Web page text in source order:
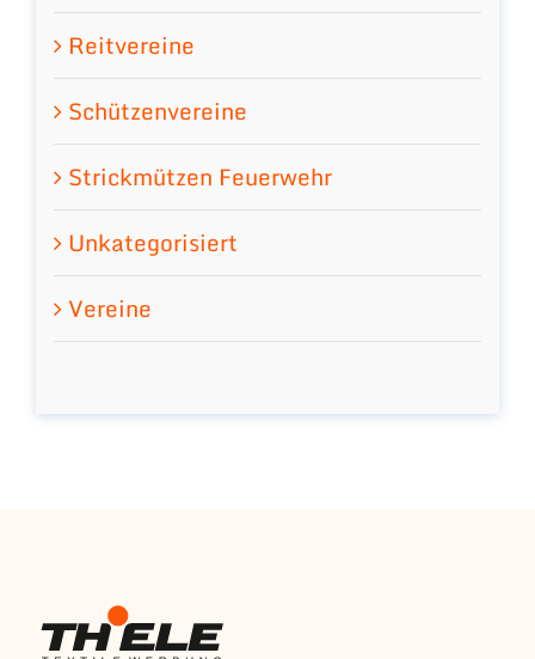
Reitvereine
Schützenvereine
Strickmützen Feuerwehr
Unkategorisiert
Vereine